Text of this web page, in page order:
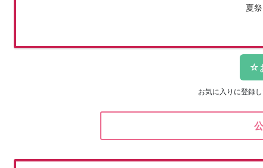
夏
お気に入りに登録